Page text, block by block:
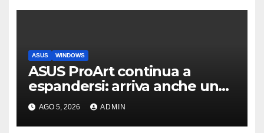
ASUS WINDOWS
ASUS ProArt continua a
espandersi: arriva anche un
box SSD di fascia alta
AGO 5, 2026 ADMIN